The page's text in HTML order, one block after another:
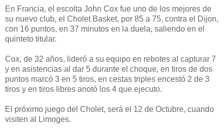
En Francia, el escolta John Cox fue uno de los mejores de
su nuevo club, el Cholet Basket, por 85 a 75, contra el Dijon,
con 16 puntos, en 37 minutos en la duela, saliendo en el
quinteto titular.
Cox, de 32 años, lideró a su equipo en rebotes al capturar 7
y en asistencias al dar 5 durante el choque, en tiros de dos
puntos marcó 3 en 5 tiros, en cestas triples encestó 2 de 3
tiros y en tiros libres anotó los 4 que ejecuto.
El próximo juego del Cholet, será el 12 de Octubre, cuando
visiten al Limoges.